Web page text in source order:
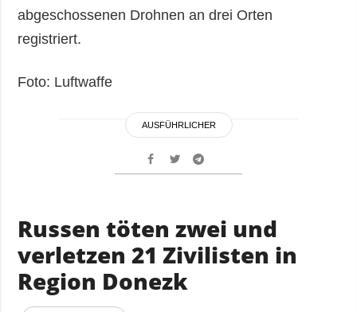
abgeschossenen Drohnen an drei Orten
registriert.
Foto: Luftwaffe
AUSFÜHRLICHER
Russen töten zwei und
verletzen 21 Zivilisten in
Region Donezk